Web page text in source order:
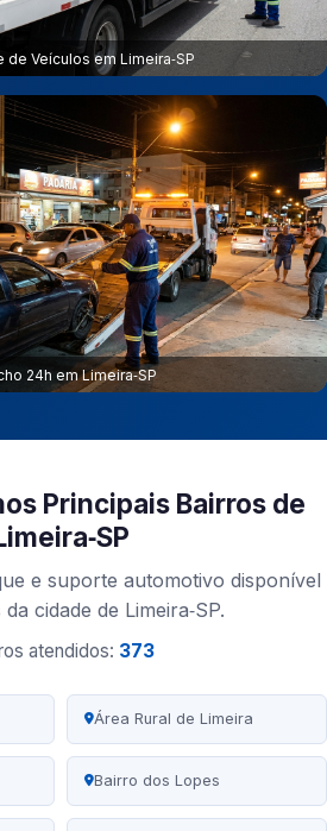
de Veículos em Limeira‑SP
24h em Limeira‑SP
Principais Bairros de
e suporte automotivo disponível
cidade de Limeira‑SP.
atendidos: 373
Área Rural de Limeira
Bairro dos Lopes